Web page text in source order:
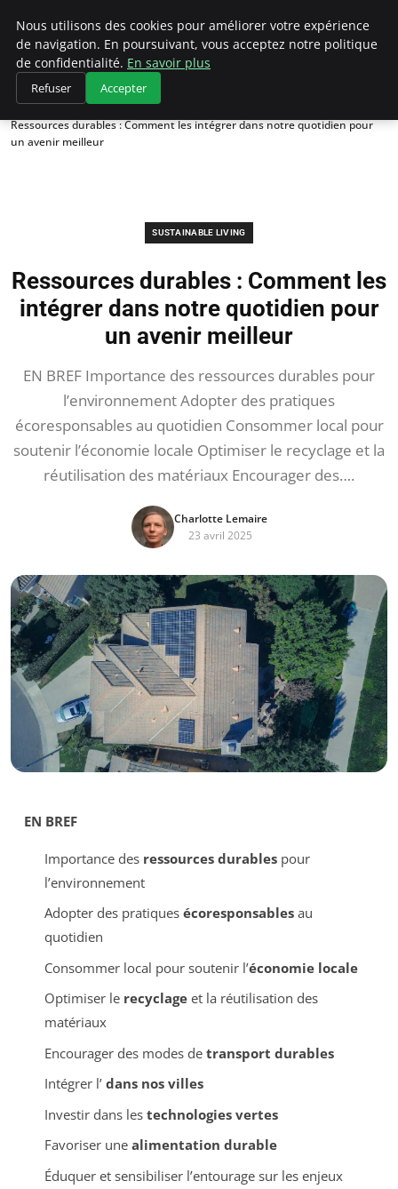
Climategatecountryclub.com
Accueil
Sustainable Living
Ressources durables : Comment les intégrer dans notre quotidien pour
un avenir meilleur
SUSTAINABLE LIVING
Ressources durables : Comment les
intégrer dans notre quotidien pour
un avenir meilleur
EN BREF Importance des ressources durables pour
l’environnement Adopter des pratiques
écoresponsables au quotidien Consommer local pour
soutenir l’économie locale Optimiser le recyclage et la
réutilisation des matériaux Encourager des….
Charlotte Lemaire
23 avril 2025
EN BREF
Importance des ressources durablespour
l’environnement
Adopter des pratiques écoresponsablesau
quotidien
Consommer local pour soutenir l’économie locale
Optimiser le recyclageet la réutilisation des
matériaux
Encourager des modes de transport durables
Intégrer l’dans nos villes
Investir dans les technologies vertes
Favoriser une alimentation durable
Éduquer et sensibiliser l’entourage sur les enjeux
Nous utilisons des cookies pour améliorer votre expérience
de navigation. En poursuivant, vous acceptez notre politique
de confidentialité. En savoir plus
Refuser Accepter